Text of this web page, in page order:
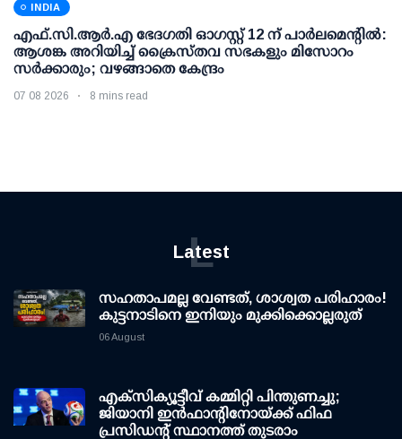
INDIA
എഫ്.സി.ആര്‍.എ ഭേദഗതി ഓഗസ്റ്റ് 12 ന് പാര്‍ലമെന്റില്‍:
ആശങ്ക അറിയിച്ച് ക്രൈസ്തവ സഭകളും മിസോറം
സര്‍ക്കാരും; വഴങ്ങാതെ കേന്ദ്രം
07 08 2026 8 mins read
Latest
L
സഹതാപമല്ല വേണ്ടത്, ശാശ്വത പരിഹാരം!
കുട്ടനാടിനെ ഇനിയും മുക്കിക്കൊല്ലരുത്
06 August
എക്സിക്യൂട്ടീവ് കമ്മിറ്റി പിന്തുണച്ചു;
ജിയാനി ഇന്‍ഫാന്റിനോയ്ക്ക് ഫിഫ
പ്രസിഡന്റ് സ്ഥാനത്ത് തുടരാം